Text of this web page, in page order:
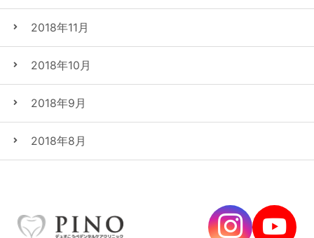
2018年11月
2018年10月
2018年9月
2018年8月